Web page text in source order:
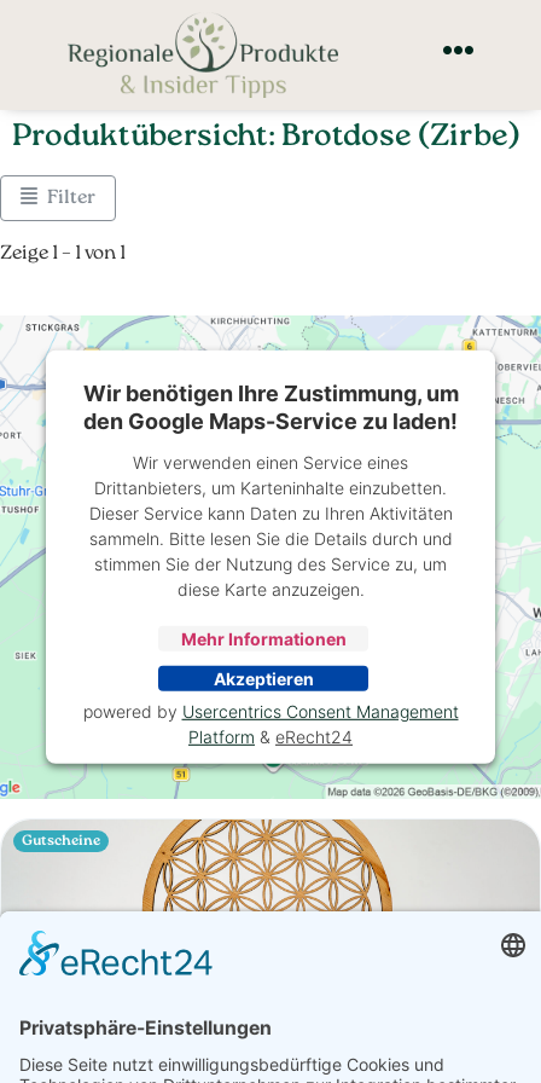
Produktübersicht: Brotdose (Zirbe)
Filter
Zeige 1 – 1 von 1
Gutscheine
Wir benötigen Ihre Zustimmung, um
den Google Maps-Service zu laden!
Wir verwenden einen Service eines
Drittanbieters, um Karteninhalte einzubetten.
Dieser Service kann Daten zu Ihren Aktivitäten
sammeln. Bitte lesen Sie die Details durch und
stimmen Sie der Nutzung des Service zu, um
diese Karte anzuzeigen.
Mehr Informationen
Akzeptieren
powered by Usercentrics Consent Management
Platform & eRecht24